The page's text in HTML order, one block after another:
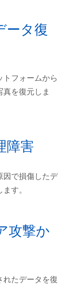
ータ復
トフォームから
を復元しま
障害
因で損傷したデ
す。
攻撃か
れたデータを復